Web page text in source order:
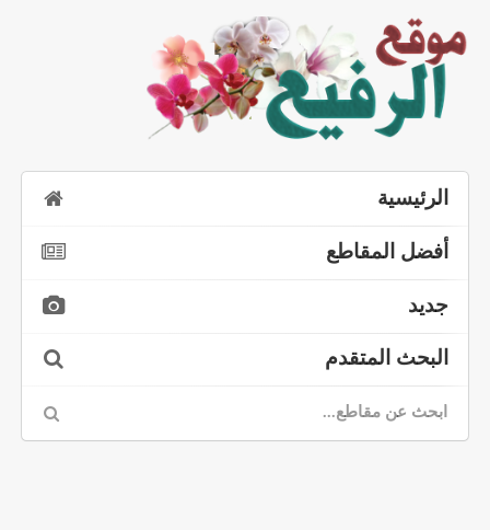
الرئيسية
أفضل المقاطع
جديد
البحث المتقدم